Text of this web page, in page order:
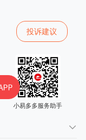
投诉建议
小易多多服务助手